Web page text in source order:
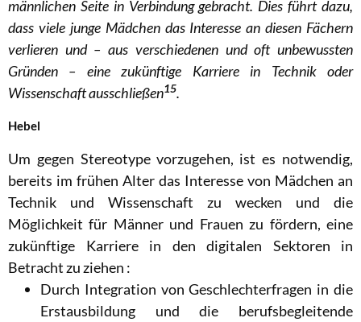
männlichen Seite in Verbindung gebracht. Dies führt dazu,
dass viele junge Mädchen das Interesse an diesen Fächern
verlieren und – aus verschiedenen und oft unbewussten
Gründen – eine zukünftige Karriere in Technik oder
Wissenschaft ausschließen15.
Hebel
Um gegen Stereotype vorzugehen, ist es notwendig,
bereits im frühen Alter das Interesse von Mädchen an
Technik und Wissenschaft zu wecken und die
Möglichkeit für Männer und Frauen zu fördern, eine
zukünftige Karriere in den digitalen Sektoren in
Betracht zu ziehen :
Durch Integration von Geschlechterfragen in die
Erstausbildung und die berufsbegleitende